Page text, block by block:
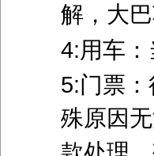
解，大
4:用车
5:门票
殊原因